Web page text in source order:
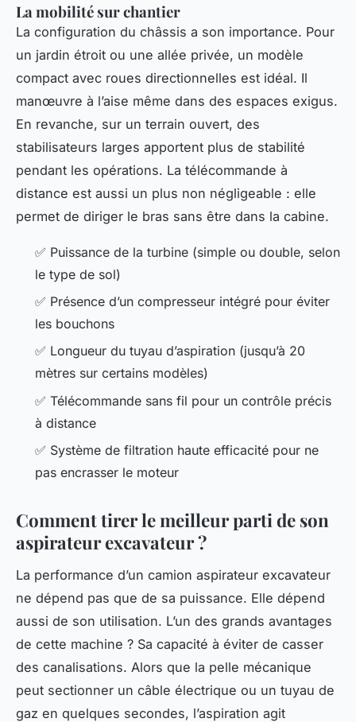
La mobilité sur chantier
La configuration du châssis a son importance. Pour
un jardin étroit ou une allée privée, un modèle
compact avec roues directionnelles est idéal. Il
manœuvre à l’aise même dans des espaces exigus.
En revanche, sur un terrain ouvert, des
stabilisateurs larges apportent plus de stabilité
pendant les opérations. La télécommande à
distance est aussi un plus non négligeable : elle
permet de diriger le bras sans être dans la cabine.
✅ Puissance de la turbine (simple ou double, selon
le type de sol)
✅ Présence d’un compresseur intégré pour éviter
les bouchons
✅ Longueur du tuyau d’aspiration (jusqu’à 20
mètres sur certains modèles)
✅ Télécommande sans fil pour un contrôle précis
à distance
✅ Système de filtration haute efficacité pour ne
pas encrasser le moteur
Comment tirer le meilleur parti de son
aspirateur excavateur ?
La performance d’un camion aspirateur excavateur
ne dépend pas que de sa puissance. Elle dépend
aussi de son utilisation. L’un des grands avantages
de cette machine ? Sa capacité à éviter de casser
des canalisations. Alors que la pelle mécanique
peut sectionner un câble électrique ou un tuyau de
gaz en quelques secondes, l’aspiration agit